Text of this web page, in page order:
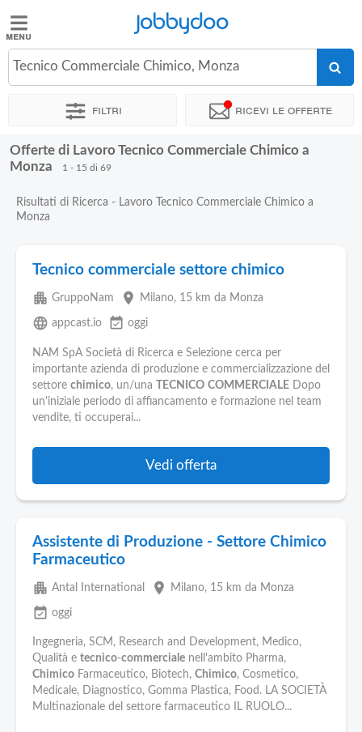
Jobbydoo
Offerte
Stipendi
Elenco
Blog
Pubblica
Offerte
Aziende
Jobbydoo
Tecnico Commerciale Chimico, Monza
Filtri Ricevi le offerte
Offerte di Lavoro Tecnico Commerciale Chimico a
Monza
1 - 15 di 69
Risultati di Ricerca - Lavoro Tecnico Commerciale Chimico a
Monza
Tecnico commerciale settore chimico
apartment GruppoNam place Milano, 15 km da Monza
language appcast.io event_available oggi
NAM SpA Società di Ricerca e Selezione cerca per
importante azienda di produzione e commercializzazione del
settore chimico, un/una TECNICO COMMERCIALE Dopo
un'iniziale periodo di affiancamento e formazione nel team
vendite, ti occuperai...
Vedi offerta
Assistente di Produzione - Settore Chimico
Farmaceutico
apartment Antal International place Milano, 15 km da Monza
event_available oggi
Ingegneria, SCM, Research and Development, Medico,
Qualità e tecnico-commerciale nell'ambito Pharma,
Chimico Farmaceutico, Biotech, Chimico, Cosmetico,
Medicale, Diagnostico, Gomma Plastica, Food. LA SOCIETÀ
Multinazionale del settore farmaceutico IL RUOLO...